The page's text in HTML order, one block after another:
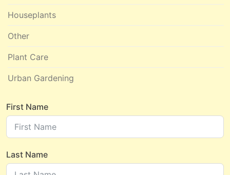
Houseplants
Other
Plant Care
Urban Gardening
First Name
Last Name